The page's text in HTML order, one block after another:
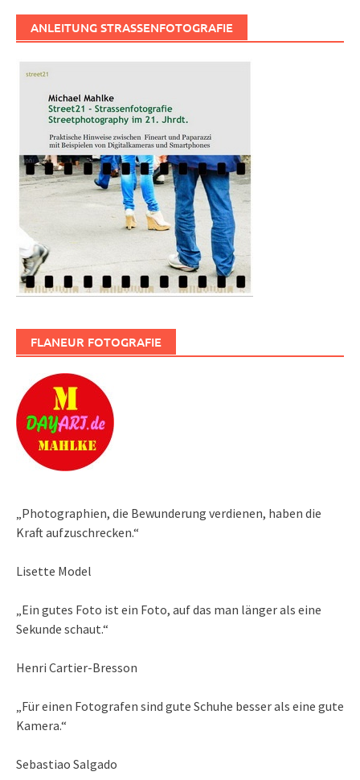
ANLEITUNG STRASSENFOTOGRAFIE
FLANEUR FOTOGRAFIE
„Photographien, die Bewunderung verdienen, haben die
Kraft aufzuschrecken.“
Lisette Model
„Ein gutes Foto ist ein Foto, auf das man länger als eine
Sekunde schaut.“
Henri Cartier-Bresson
„Für einen Fotografen sind gute Schuhe besser als eine gute
Kamera.“
Sebastiao Salgado